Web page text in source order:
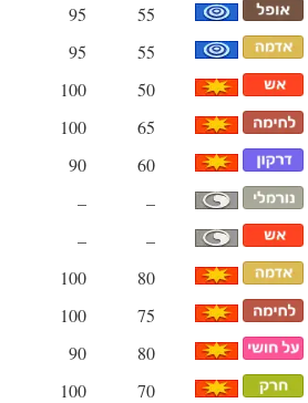
55
95
55
95
50
100
65
100
60
90
–
–
–
–
80
100
75
100
80
90
70
100